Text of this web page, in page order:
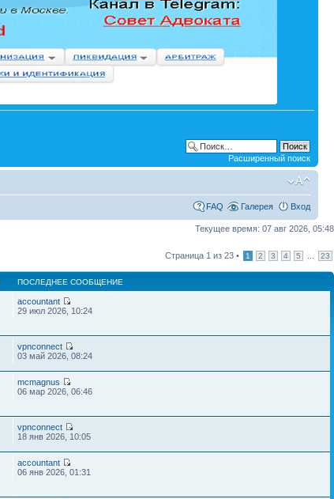
Расширенный поиск
FAQ Галерея Вход
Текущее время: 07 авг 2026, 05:48
Страница 1 из 23 • 1 2 3 4 5 23
ПОСЛЕДНЕЕ СООБЩЕНИЕ
accountant
29 июл 2026, 10:24
vpnconnect
03 май 2026, 08:24
mcmagnus
06 мар 2026, 06:46
vpnconnect
18 янв 2026, 10:05
accountant
06 янв 2026, 01:31